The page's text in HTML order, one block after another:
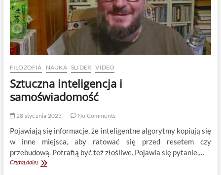
FILOZOFIA NAUKA SLIDER VIDEO
Sztuczna inteligencja i
samoświadomość
28 stycznia 2025 No Comments
Pojawiają się informacje, że inteligentne algorytmy kopiują się
w inne miejsca, aby ratować się przed resetem czy
przebudową. Potrafią być też złośliwe. Pojawia się pytanie,…
Czytaj dalejSztuczna